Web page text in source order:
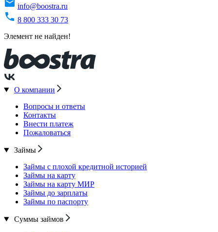
info@boostra.ru
8 800 333 30 73
Элемент не найден!
О компании
Вопросы и ответы
Контакты
Внести платеж
Пожаловаться
Займы
Займы с плохой кредитной историей
Займы на карту
Займы на карту МИР
Займы до зарплаты
Займы по паспорту
Суммы займов